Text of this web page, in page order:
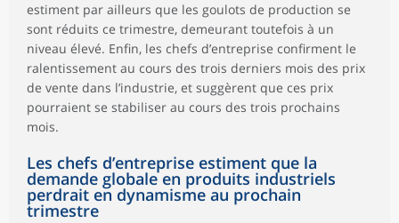
estiment par ailleurs que les goulots de production se
sont réduits ce trimestre, demeurant toutefois à un
niveau élevé. Enfin, les chefs d’entreprise confirment le
ralentissement au cours des trois derniers mois des prix
de vente dans l’industrie, et suggèrent que ces prix
pourraient se stabiliser au cours des trois prochains
mois.
Les chefs d’entreprise estiment que la
demande globale en produits industriels
perdrait en dynamisme au prochain
trimestre